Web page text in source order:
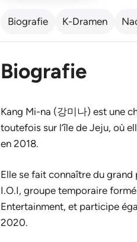
Biografie K-Dramen
Biografie
Kang Mi-na (강미나) est une
toutefois sur l’île de Jeju, où
en 2018.
Elle se fait connaître du grand
I.O.I, groupe temporaire
Entertainment, et participe
2020.